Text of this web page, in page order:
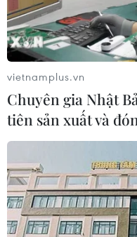
vietnamplus.vn
Chuyên gia Nhật
tiên sản xuất và